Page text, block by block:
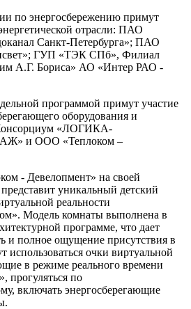
по энергосбережению примут
отрасли: ПАО
Санкт-Петербурга»; ПАО
ГУП «ТЭК СПб», Филиал
А.Г. Бориса» АО «Интер РАО -
программой примут участие
оборудования и
«ЛОГИКА-
и ООО «Теплоком –
- Девелопмент» на своей
уникальный детский
реальности
Модель комнаты выполнена в
программе, что дает
и полное ощущение присутствия в
использоваться очки виртуальной
в режиме реального времени
прогуляться по
включать энергосберегающие